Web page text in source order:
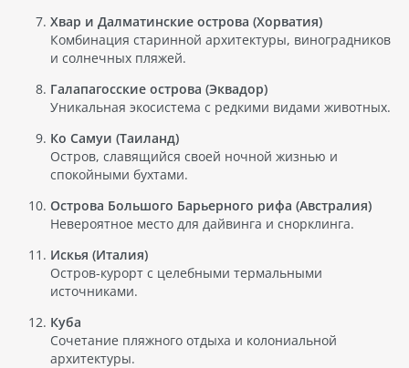
Хвар и Далматинские острова (Хорватия)
Комбинация старинной архитектуры, виноградников
и солнечных пляжей.
Галапагосские острова (Эквадор)
Уникальная экосистема с редкими видами животных.
Ко Самуи (Таиланд)
Остров, славящийся своей ночной жизнью и
спокойными бухтами.
Острова Большого Барьерного рифа (Австралия)
Невероятное место для дайвинга и снорклинга.
Искья (Италия)
Остров-курорт с целебными термальными
источниками.
Куба
Сочетание пляжного отдыха и колониальной
архитектуры.